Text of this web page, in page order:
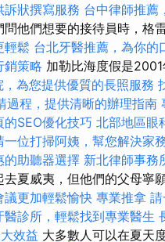
訴狀撰寫服務 台中律師推薦
他們想要的接待員時，格
輕鬆 台北牙醫推薦，為你的
銷策略 加勒比海度假是
為您提供優質的長照服務
過程，提供清晰的辦理指南
SEO優化技巧 北部地區眼
一位打掃阿姨，幫您解決家
的助聽器選擇 新北律師事務
夏威夷，但他們的父母寧
議更加輕鬆愉快 專業推拿
醫診所，輕鬆找到專業醫生
效益 大多數人可以在夏天